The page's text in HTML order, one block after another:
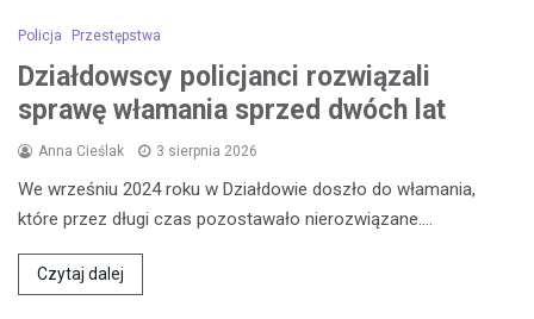
Policja Przestępstwa
Działdowscy policjanci rozwiązali
sprawę włamania sprzed dwóch lat
Anna Cieślak 3 sierpnia 2026
We wrześniu 2024 roku w Działdowie doszło do włamania,
które przez długi czas pozostawało nierozwiązane.…
Czytaj dalej